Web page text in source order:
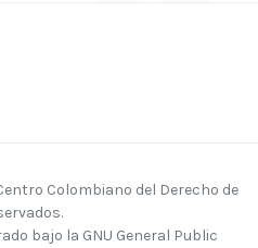
Colombiano del Derecho de
bajo la GNU General Public